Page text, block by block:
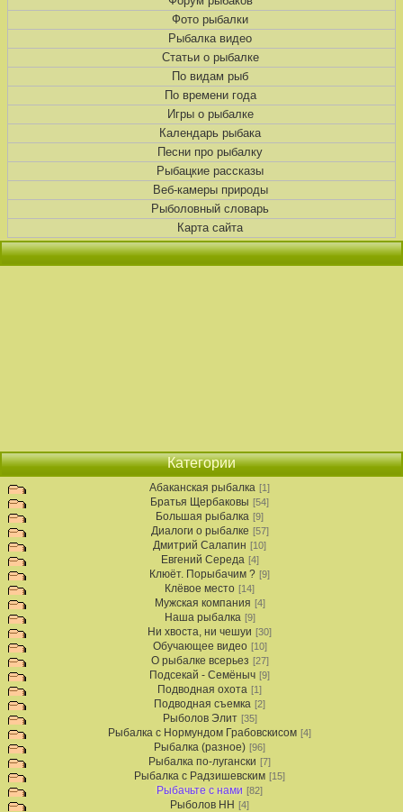
Фото рыбалки
Рыбалка видео
Статьи о рыбалке
По видам рыб
По времени года
Игры о рыбалке
Календарь рыбака
Песни про рыбалку
Рыбацкие рассказы
Веб-камеры природы
Рыболовный словарь
Карта сайта
Категории
Абаканская рыбалка [1]
Братья Щербаковы [54]
Большая рыбалка [9]
Диалоги о рыбалке [57]
Дмитрий Салапин [10]
Евгений Середа [4]
Клюёт. Порыбачим ? [9]
Клёвое место [14]
Мужская компания [4]
Наша рыбалка [9]
Ни хвоста, ни чешуи [30]
Обучающее видео [10]
О рыбалке всерьез [27]
Подсекай - Семёныч [9]
Подводная охота [1]
Подводная съемка [2]
Рыболов Элит [35]
Рыбалка с Нормундом Грабовскисом [4]
Рыбалка (разное) [96]
Рыбалка по-лугански [7]
Рыбалка с Радзишевским [15]
Рыбачьте с нами [82]
Рыболов НН [4]